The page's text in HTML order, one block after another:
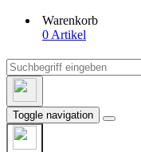
Warenkorb
0 Artikel
Toggle navigation